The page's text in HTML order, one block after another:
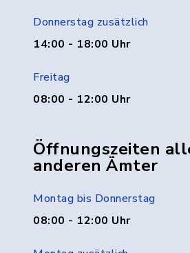
Donnerstag zusätzlich
14:00 - 18:00 Uhr
Freitag
08:00 - 12:00 Uhr
Öffnungszeiten
anderen Ämter
Montag bis Donnerstag
08:00 - 12:00 Uhr